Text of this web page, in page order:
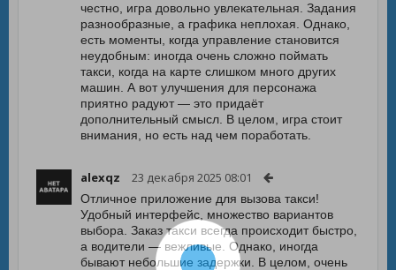
честно, игра довольно увлекательная. Задания
разнообразные, а графика неплохая. Однако,
есть моменты, когда управление становится
неудобным: иногда очень сложно поймать
такси, когда на карте слишком много других
машин. А вот улучшения для персонажа
приятно радуют — это придаёт
дополнительный смысл. В целом, игра стоит
внимания, но есть над чем поработать.
alexqz 23 декабря 2025 08:01
Отличное приложение для вызова такси!
Удобный интерфейс, множество вариантов
выбора. Заказ такси всегда происходит быстро,
а водители — вежливые. Однако, иногда
бывают небольшие задержки. В целом, очень